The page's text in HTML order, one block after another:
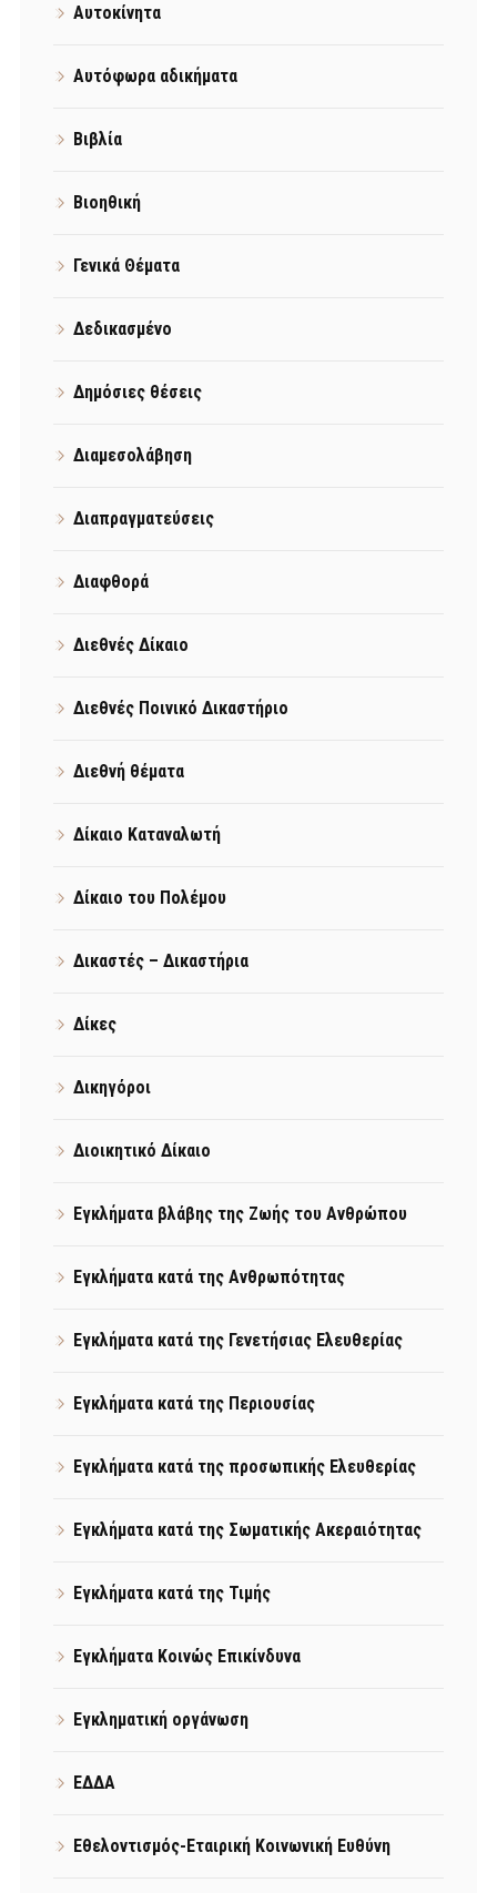
Αυτοκίνητα
Αυτόφωρα αδικήματα
Βιβλία
Βιοηθική
Γενικά Θέματα
Δεδικασμένο
Δημόσιες θέσεις
Διαμεσολάβηση
Διαπραγματεύσεις
Διαφθορά
Διεθνές Δίκαιο
Διεθνές Ποινικό Δικαστήριο
Διεθνή θέματα
Δίκαιο Καταναλωτή
Δίκαιο του Πολέμου
Δικαστές – Δικαστήρια
Δίκες
Δικηγόροι
Διοικητικό Δίκαιο
Εγκλήματα βλάβης της Ζωής του Ανθρώπου
Εγκλήματα κατά της Ανθρωπότητας
Εγκλήματα κατά της Γενετήσιας Ελευθερίας
Εγκλήματα κατά της Περιουσίας
Εγκλήματα κατά της προσωπικής Ελευθερίας
Εγκλήματα κατά της Σωματικής Ακεραιότητας
Εγκλήματα κατά της Τιμής
Εγκλήματα Κοινώς Επικίνδυνα
Εγκληματική οργάνωση
ΕΔΔΑ
Εθελοντισμός-Εταιρική Κοινωνική Ευθύνη